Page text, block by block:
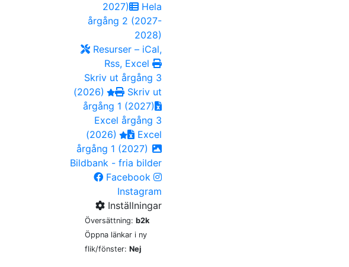
2027)
Hela
årgång 2 (2027-
2028)
Resurser – iCal,
Rss, Excel
Skriv ut årgång 3
(2026)
Skriv ut
årgång 1 (2027)
Excel årgång 3
(2026)
Excel
årgång 1 (2027)
Bildbank - fria bilder
Facebook
Instagram
Inställningar
Översättning: b2k
Öppna länkar i ny
flik/fönster: Nej